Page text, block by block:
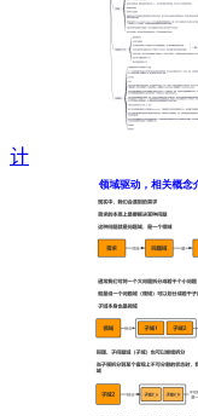
计